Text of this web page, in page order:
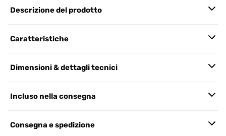
Descrizione del prodotto
Caratteristiche
Dimensioni & dettagli tecnici
Incluso nella consegna
Consegna e spedizione